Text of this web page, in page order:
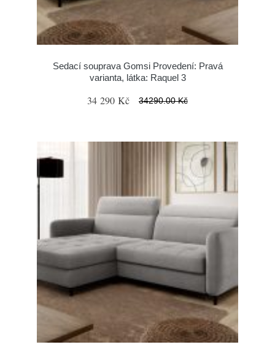
Sedací souprava Gomsi Provedení: Pravá
varianta, látka: Raquel 3
34 290 Kč 34290.00 Kč